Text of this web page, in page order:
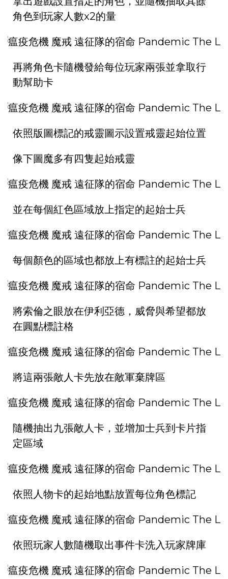
角色到玩家人數x2的量
再將角色卡隨機發給每位玩家兩張並拿取行
動幫助卡
依照版圖標記的戒靈圖示設置戒靈起始位置
像下圖魔多有四隻起始戒靈
並在每個紅色區域放上指定的起始士兵
每個顏色的區域也都放上有標註的起始士兵
將索倫之眼放在伊利亞德，威脅與希望都放
在圓點標註格
將這兩張敵人卡先放在敵軍棄牌區
隨機抽出九張敵人卡，並增加士兵到卡片指
定區域
依照人物卡的起始地點放置每位角色標記
依照玩家人數隨機取出事件卡洗入玩家牌庫